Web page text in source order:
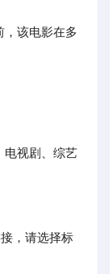
，该电影在多
视剧、综艺
，请选择标